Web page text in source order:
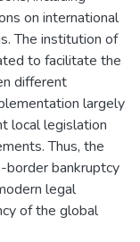
on international
The institution of
to facilitate the
different
largely
local legislation
Thus, the
bankruptcy
legal
of the global